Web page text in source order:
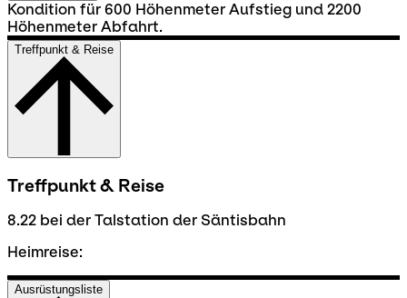
Kondition für 600 Höhenmeter Aufstieg und 2200
Höhenmeter Abfahrt.
Treffpunkt & Reise
Treffpunkt & Reise
8.22 bei der Talstation der Säntisbahn
Heimreise:
Ausrüstungsliste